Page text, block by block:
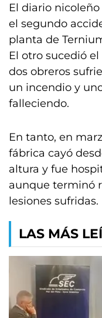
El diario
el segundo
planta de
El otro sucedió
dos obreros
un incendio y
falleciendo.
En tanto, en
fábrica cayó
altura y fue
aunque terminó
lesiones sufridas.
LAS MÁS